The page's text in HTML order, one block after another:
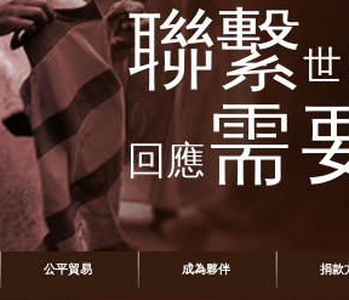
聯繫
回應需
公平貿易 成為夥伴 捐款